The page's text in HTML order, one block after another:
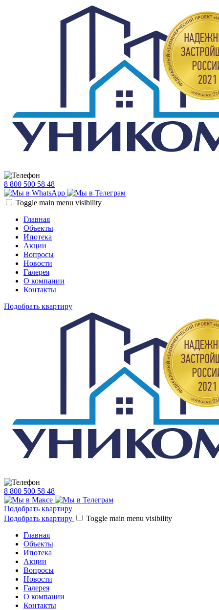
8 800 500 58 48
Toggle main menu visibility
Главная
Объекты
Ипотека
Акции
Вопросы
Новости
Галерея
О компании
Контакты
Подобрать квартиру
8 800 500 58 48
Подобрать квартиру
Подобрать квартиру
Toggle main menu visibility
Главная
Объекты
Ипотека
Акции
Вопросы
Новости
Галерея
О компании
Контакты